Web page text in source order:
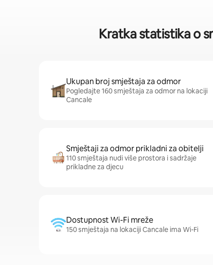
Kratka statistika o
Ukupan broj smještaja za odmor
Pogledajte 160 smještaja za odmor na lokaciji
Cancale
Smještaji za odmor prikladni za obitelji
110 smještaja nudi više prostora i sadržaje
prikladne za djecu
Dostupnost Wi-Fi mreže
150 smještaja na lokaciji Cancale ima Wi-Fi